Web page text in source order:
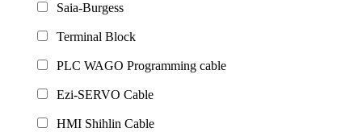
Saia-Burgess
Terminal Block
PLC WAGO Programming cable
Ezi-SERVO Cable
HMI Shihlin Cable